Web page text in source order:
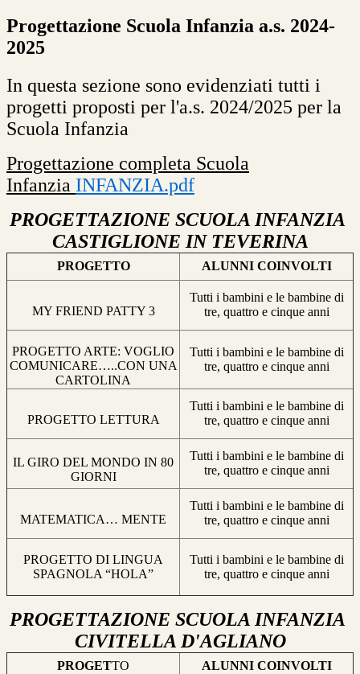
Progettazione Scuola Infanzia a.s. 2024-
2025
In questa sezione sono evidenziati tutti i
progetti proposti per l'a.s. 2024/2025 per la
Scuola Infanzia
Progettazione completa Scuola
Infanzia INFANZIA.pdf
PROGETTAZIONE SCUOLA INFANZIA
CASTIGLIONE IN TEVERINA
PROGETTO ALUNNI COINVOLTI
MY FRIEND PATTY 3
Tutti i bambini e le bambine di
tre, quattro e cinque anni
PROGETTO ARTE: VOGLIO
COMUNICARE…..CON UNA
CARTOLINA
Tutti i bambini e le bambine di
tre, quattro e cinque anni
PROGETTO LETTURA
Tutti i bambini e le bambine di
tre, quattro e cinque anni
IL GIRO DEL MONDO IN 80
GIORNI
Tutti i bambini e le bambine di
tre, quattro e cinque anni
MATEMATICA… MENTE
Tutti i bambini e le bambine di
tre, quattro e cinque anni
PROGETTO DI LINGUA
SPAGNOLA “HOLA”
Tutti i bambini e le bambine di
tre, quattro e cinque anni
PROGETTAZIONE SCUOLA INFANZIA
CIVITELLA D'AGLIANO
PROGETTO ALUNNI COINVOLTI